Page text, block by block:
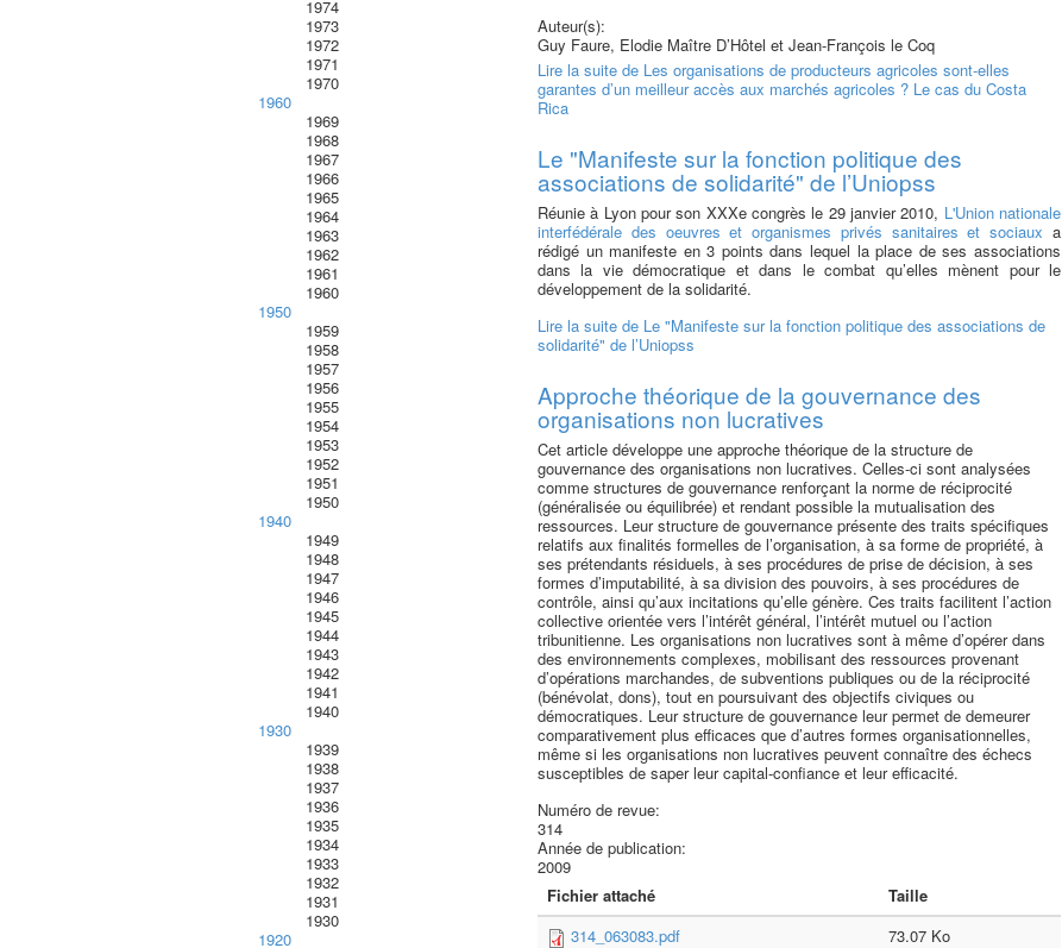
1974
1973
1972
1971
1970
1960
1969
1968
1967
1966
1965
1964
1963
1962
1961
1960
1950
1959
1958
1957
1956
1955
1954
1953
1952
1951
1950
1940
1949
1948
1947
1946
1945
1944
1943
1942
1941
1940
1930
1939
1938
1937
1936
1935
1934
1933
1932
1931
1930
1920
Auteur(s):
Guy Faure, Elodie Maître D’Hôtel et Jean-François le Coq
Lire la suite de Les organisations de producteurs agricoles sont-elles
garantes d’un meilleur accès aux marchés agricoles ? Le cas du Costa
Rica
Le "Manifeste sur la fonction politique des
associations de solidarité" de l’Uniopss
Réunie à Lyon pour son XXXe congrès le 29 janvier 2010, L'Union nationale
interfédérale des oeuvres et organismes privés sanitaires et sociaux a
rédigé un manifeste en 3 points dans lequel la place de ses associations
dans la vie démocratique et dans le combat qu’elles mènent pour le
développement de la solidarité.
Lire la suite de Le "Manifeste sur la fonction politique des associations de
solidarité" de l’Uniopss
Approche théorique de la gouvernance des
organisations non lucratives
Cet article développe une approche théorique de la structure de
gouvernance des organisations non lucratives. Celles-ci sont analysées
comme structures de gouvernance renforçant la norme de réciprocité
(généralisée ou équilibrée) et rendant possible la mutualisation des
ressources. Leur structure de gouvernance présente des traits spécifiques
relatifs aux finalités formelles de l’organisation, à sa forme de propriété, à
ses prétendants résiduels, à ses procédures de prise de décision, à ses
formes d’imputabilité, à sa division des pouvoirs, à ses procédures de
contrôle, ainsi qu’aux incitations qu’elle génère. Ces traits facilitent l’action
collective orientée vers l’intérêt général, l’intérêt mutuel ou l’action
tribunitienne. Les organisations non lucratives sont à même d’opérer dans
des environnements complexes, mobilisant des ressources provenant
d’opérations marchandes, de subventions publiques ou de la réciprocité
(bénévolat, dons), tout en poursuivant des objectifs civiques ou
démocratiques. Leur structure de gouvernance leur permet de demeurer
comparativement plus efficaces que d’autres formes organisationnelles,
même si les organisations non lucratives peuvent connaître des échecs
susceptibles de saper leur capital-confiance et leur efficacité.
Numéro de revue:
314
Année de publication:
2009
Fichier attaché
Taille
314_063083.pdf
73.07 Ko